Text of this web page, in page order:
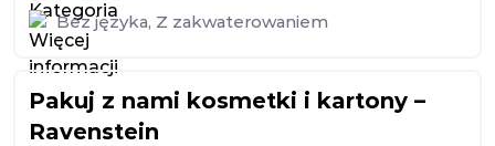
Bez języka, Z zakwaterowaniem
Pakuj z nami kosmetki i kartony –
Ravenstein